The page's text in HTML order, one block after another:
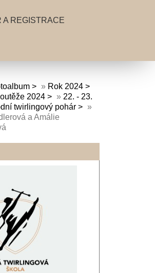
A REGISTRACE
» Rok 2024
2024 » 22. - 23.
twirlingový pohár
»
a Amálie